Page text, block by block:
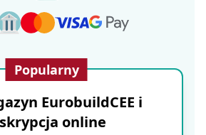
Popularny
EurobuildCEE i
online